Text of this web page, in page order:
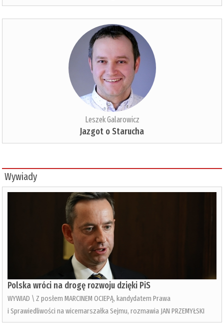
Leszek Galarowicz
Jazgot o Starucha
Wywiady
Polska wróci na drogę rozwoju dzięki PiS
WYWIAD \ Z posłem MARCINEM OCIEPĄ, kandydatem Prawa
i Sprawiedliwości na wicemarszałka Sejmu, rozmawia JAN PRZEMYŁSKI